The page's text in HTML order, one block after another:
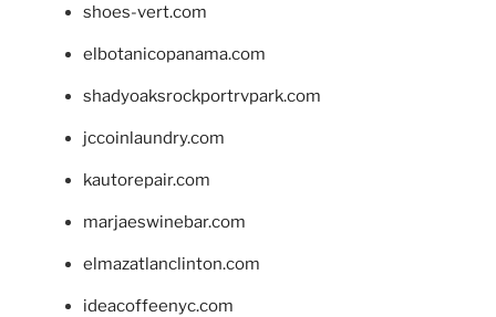
shoes-vert.com
elbotanicopanama.com
shadyoaksrockportrvpark.com
jccoinlaundry.com
kautorepair.com
marjaeswinebar.com
elmazatlanclinton.com
ideacoffeenyc.com